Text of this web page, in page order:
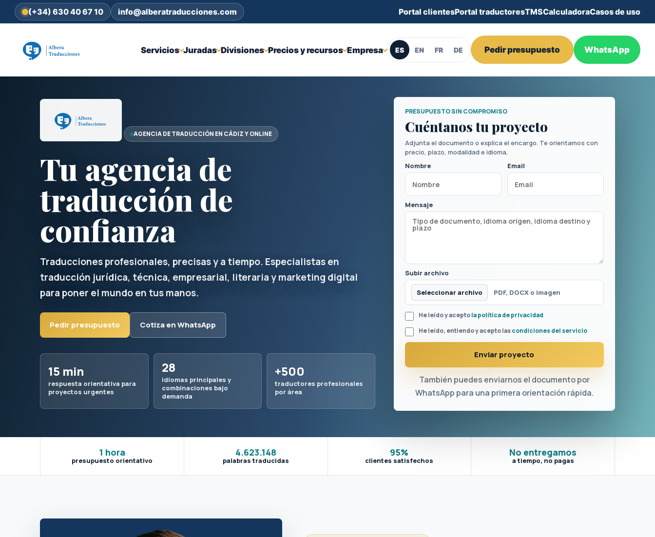
(+34) 630 40 67 10 info@alberatraducciones.com Portal clientesPortal traductoresTMSCalculadoraCasos de uso
Servicios Juradas Divisiones Precios y recursos Empresa ES EN FR DE Pedir presupuesto WhatsApp
AGENCIA DE TRADUCCIÓN EN CÁDIZ Y ONLINE
Tu agencia de
traducción de
confianza
Traducciones profesionales, precisas y a tiempo. Especialistas en
traducción jurídica, técnica, empresarial, literaria y marketing digital
para poner el mundo en tus manos.
Pedir presupuesto Cotiza en WhatsApp
15 min
respuesta orientativa para
proyectos urgentes
28
idiomas principales y
combinaciones bajo
demanda
+500
traductores profesionales
por área
PRESUPUESTO SIN COMPROMISO
Cuéntanos tu proyecto
Adjunta el documento o explica el encargo. Te orientamos con
precio, plazo, modalidad e idioma.
Nombre
Email
Mensaje
Subir archivo
Seleccionar archivo PDF, DOCX o imagen
He leído y aceptola política de privacidad
He leído, entiendo y acepto lascondiciones del servicio
Enviar proyecto
También puedes enviarnos el documento por
WhatsApp para una primera orientación rápida.
1 hora
presupuesto orientativo
4.623.148
palabras traducidas
95%
clientes satisfechos
No entregamos
a tiempo, no pagas